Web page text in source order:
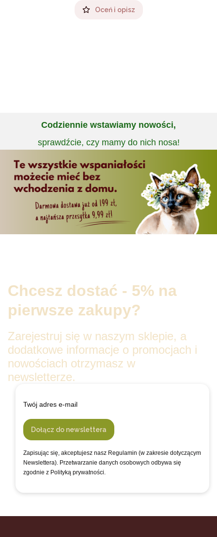
Oceń i opisz
Codziennie wstawiamy nowości,
sprawdźcie, czy mamy do nich nosa!
Chcesz dostać - 5% na
pierwsze zakupy?
Zarejestruj się w naszym sklepie, a
dodatkowe informacje o promocjach i
nowościach otrzymasz w
newsletterze.
Twój adres e-mail
Dołącz do newslettera
Zapisując się, akceptujesz nasz Regulamin (w zakresie dotyczącym
Newslettera). Przetwarzanie danych osobowych odbywa się
zgodnie z Polityką prywatności.